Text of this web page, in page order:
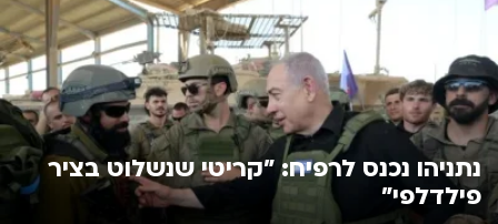
נתניהו נכנס לרפיח: "קריטי שנשלוט בציר
פילדלפי"